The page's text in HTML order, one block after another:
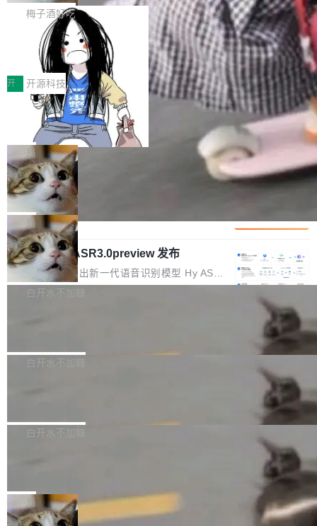
续增长的AI成本该如何优化。 深信服AI算力网关
正是围绕这些实际问题，从Token治理和成本治
理两个方面，让用户的每一份算力都看得清、管
得住、用得稳、省得下、更安全！ 一、从现在开
始，Token使用一目...
wat（Google 员工编号 23，Jeff Dean 二十多
年的编程搭档，MapReduce 和 Bigtable 的共同
作者）、Quoc Le（Google 大脑核心成员，Se
q2Seq 和 DocAI 的共同发明人）以及 Oriol Vin
yals（Gemini 联合负责人，AlphaSta...
把「看得清、用母语、记得住」三件事一次补
齐。 SolonCode 是什么 SolonCode 是杭州无
耳科技研发的企业级终端编码智能体——一位全
中文驱动的数字员工，自主理解需求、规划步
骤、编写代码。不挑模型、不挑平台，curl 一行
装完即用。 开源地址：Gitee · GitCode · GitHu
b 安装 支持 Java 8+（8~26）、macOS / Linu
x / Windows / Harmony PC。 # macOS / Linu
x / Harmony PC curl -fsSL https://solon.noea
r.org/solon...
梅子酒好吃
让“代码语义理解”深度释放AI Coding
价值潜能：华为云码道（CodeArts）
代码仓技术解析
一、代码仓深度理解技术的作用与价值 在软件工
程实践中，代码仓是企业核心知识资产的主要载
体。企业级代码仓库通常包含数十万乃至数百万
个文件，其规模远超单次模型调用可承载的上下
文窗口。随着项目规模的持续扩张与代码历史的
不断累积，代码仓中的模块关系、接口契约、业
务逻辑等关键信息往往分散于数十乃至数百个文
件之中，形成高度复杂的知识关联网络。传统的
代码检索手段（如关键词匹配、目录遍历）仅能
在语法层面完成文本定位，难以触及代码的语义
内涵与结构关联，导致开发者使用代码智能体在
理解大规模代码仓时面临显著"代码仓理解"瓶
颈。 代码仓深度理解服务（以下简称" CodeBas
e深度理解服务"）是华为云码道（CodeA...
开 开源科技
一条“删库”命令跑 17 小时，算法工程
师删光 89TB 数据只为干私活
最高人民检察院8月4日公布了一起案件：北京一
名90后算法工程师王某，为了给自己接的私活腾
服务器空间，删光了公司AI游戏部门的全部核心
数据。 王某2024年1月入职东城区某科技公司AI
短剧部门，有互联网大厂背景。在公司内部架构
调整期间，部门三次通知全员将数据从A集群迁
移到B集群，王某都回复了"收到"。 他没有迁移
数据。2024年9月3日下午4点，他使用此前登录
的账号密码进入A集群，输入了一条被程序员圈
称为"删库跑路"的命令——最高管理员权限、无
自研的多个文生3D和...
局
Cloudflare 分享推理优化实践：KV ca
che 量化 + 权重压缩，吞吐量提升 4
1%，成本降 30%
Kimi 和 GLM 是当前最强的大模型系列之一，但
它们有一个共同的问题：太吃显存了。月之暗面
的 Kimi K 系列和智谱的 GLM 都是长上下文、M
oE 架构的大模型，好用到让人上瘾，但 GPU 显
存永远不够用。 Cloudflare 的 Workers AI 团队
一直在跑这些模型的推理。他们在官方博客上发
整性保护。效果是：吞吐量提升 41%，每 token
局
腾讯混元 Hy ASR3.0preview 发布
腾讯混元正式推出新一代语音识别模型 Hy ASR
3.0preview。基于最新一代大语言模型 Hy3 的
让语音识别不再只是听清，而是真正听懂。通过
w 不要求标准普通话，方言识别覆盖粤语、吴语
白开水不加糖
新和少量网页兼容性修复版本。 Changes/fixe
容提供的字体时出现的几个问题 为避免音频加
质的最低采样率）的音频格式将被拒绝 修复了 C
SS 圆角虚线样式中可能存在的问题 如果表单中
白开水不加糖
发布的 Release Notes，他利用 AI 工具（如 Co
最强的若干项。对于尚未正式发版的 PG 19，则
通过拉取过去一年内（从 PG 18 Beta1 时间点
白开水不加糖
维护工作一直与我的日常工作、家务、社交生活
和休闲娱乐竞争时间。" 这是 libexpat 维护者 S
局